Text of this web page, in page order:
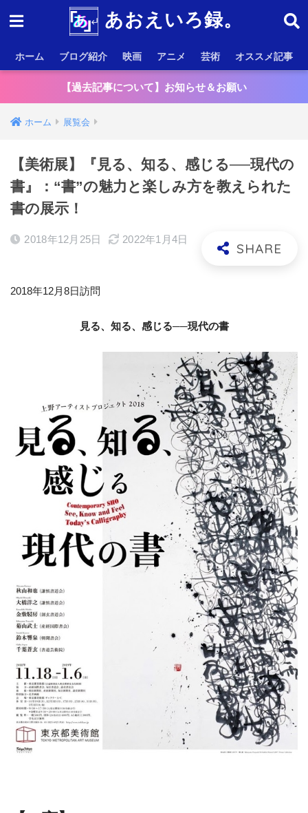
あおえいろ録。
ホーム ブログ紹介 映画 アニメ 芸術 オススメ記事
【過去記事について】お知らせ＆お願い
ホーム 展覧会
【美術展】『見る、知る、感じる──現代の
書』：“書”の魅力と楽しみ方を教えられた
書の展示！
2018年12月25日 2022年1月4日
2018年12月8日訪問
見る、知る、感じる──現代の書